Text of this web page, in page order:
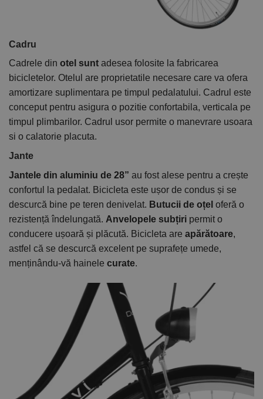
Cadru
Cadrele din otel sunt adesea folosite la fabricarea
bicicletelor. Otelul are proprietatile necesare care va ofera
amortizare suplimentara pe timpul pedalatului. Cadrul este
conceput pentru asigura o pozitie confortabila, verticala pe
timpul plimbarilor. Cadrul usor permite o manevrare usoara
si o calatorie placuta.
Jante
Jantele din aluminiu de 28” au fost alese pentru a crește
confortul la pedalat. Bicicleta este ușor de condus și se
descurcă bine pe teren denivelat. Butucii de oțel oferă o
rezistență îndelungată. Anvelopele subțiri permit o
conducere ușoară și plăcută. Bicicleta are apărătoare,
astfel că se descurcă excelent pe suprafețe umede,
menținându-vă hainele curate.